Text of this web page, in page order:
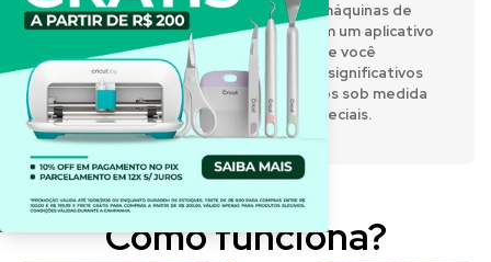
A Cricut® fabrica prensas térmicas e máquinas de
corte inteligentes que funcionam com um aplicativo
de design fácil de usar, permitindo que você
expresse sua criatividade e crie itens significativos
e personalizados. Desenvolva projetos sob medida
para o dia a dia e para momentos especiais.
Como funciona?